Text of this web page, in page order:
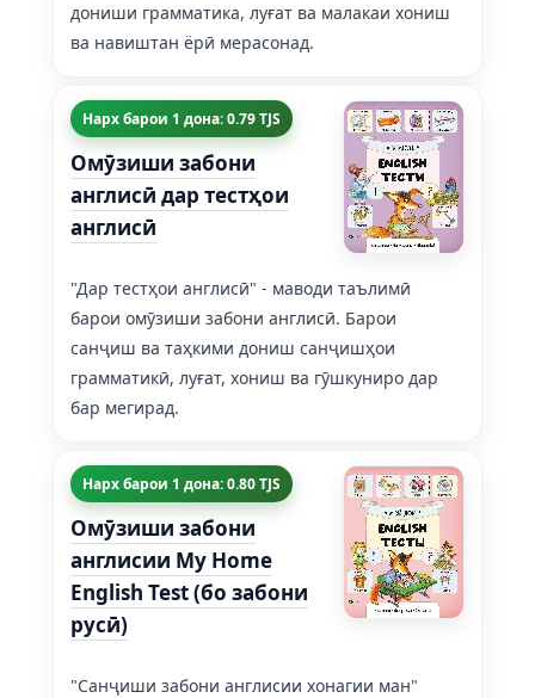
дониши грамматика, луғат ва малакаи хониш
ва навиштан ёрӣ мерасонад.
Нарх барои 1 дона: 0.79 TJS
Омӯзиши забони
англисӣ дар тестҳои
англисӣ
"Дар тестҳои англисӣ" - маводи таълимӣ
барои омӯзиши забони англисӣ. Барои
санҷиш ва таҳкими дониш санҷишҳои
грамматикӣ, луғат, хониш ва гӯшкуниро дар
бар мегирад.
Нарх барои 1 дона: 0.80 TJS
Омӯзиши забони
англисии My Home
English Test (бо забони
русӣ)
"Санҷиши забони англисии хонагии ман"